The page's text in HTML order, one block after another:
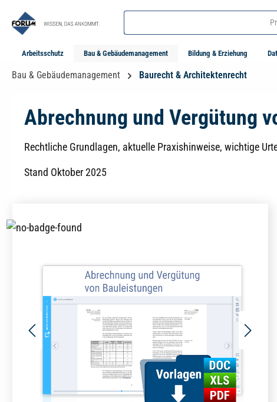
Zur Hauptnavigation springen
Arbeitsschutz Bau & Gebäudemanagement Bildung & Erziehung
Bau & Gebäudemanagement Baurecht & Architektenrecht
Abrechnung und Vergütung
Rechtliche Grundlagen, aktuelle Praxishinweise, wichtige
Stand Oktober 2025